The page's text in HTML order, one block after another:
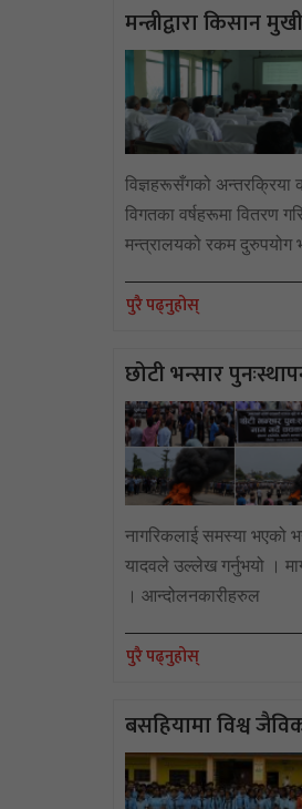
मन्त्रीद्वारा किसान
विज्ञहरूसँगको अन्तरक्रिया
विगतका वर्षहरूमा वितरण
मन्त्रालयको रकम दुरुपयोग
पुरै पढ्नुहोस्
छोटी भन्सार
नागरिकलाई समस्या भएको
यादवले उल्लेख गर्नुभयो ।
। आन्दोलनकारीहरुल
पुरै पढ्नुहोस्
बसहियामा विश्व